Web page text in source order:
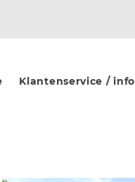
Klantenservice / info